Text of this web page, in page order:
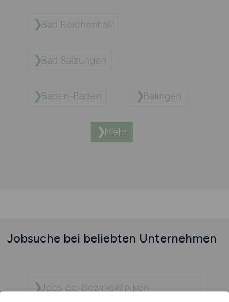
Bad Reichenhall
Bad Salzungen
Baden-Baden Balingen
Mehr
Jobsuche bei beliebten Unternehmen
Jobs bei Bezirkskliniken